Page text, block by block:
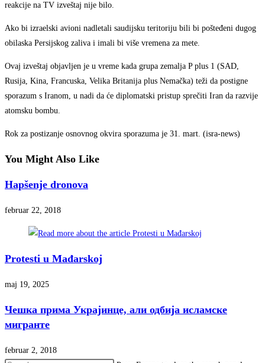
reakcije na TV izveštaj nije bilo.
Ako bi izraelski avioni nadletali saudijsku teritoriju bili bi pošteđeni dugog
obilaska Persijskog zaliva i imali bi više vremena za mete.
Ovaj izveštaj objavljen je u vreme kada grupa zemalja P plus 1 (SAD,
Rusija, Kina, Francuska, Velika Britanija plus Nemačka) teži da postigne
sporazum s Iranom, u nadi da će diplomatski pristup sprečiti Iran da razvije
atomsku bombu.
Rok za postizanje osnovnog okvira sporazuma je 31. mart. (isra-news)
You Might Also Like
Hapšenje dronova
februar 22, 2018
Protesti u Mađarskoj
maj 19, 2025
Чешка прима Украјинце, али одбија исламске
мигранте
februar 2, 2018